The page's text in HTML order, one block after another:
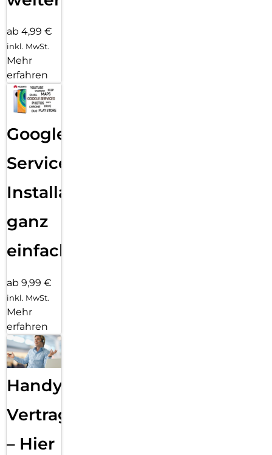
ab 4,99 €
inkl. MwSt.
Mehr
erfahren
Google
Services
Installation
ganz
einfach
ab 9,99 €
inkl. MwSt.
Mehr
erfahren
Handy
Vertragsabwicklung
– Hier